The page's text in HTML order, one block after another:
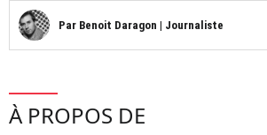
Par Benoit Daragon | Journaliste
À PROPOS DE